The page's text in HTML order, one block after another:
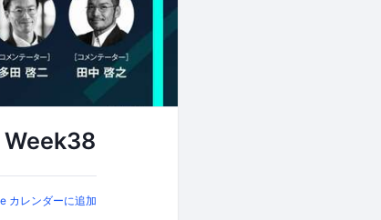
Week38
カレンダーに追加